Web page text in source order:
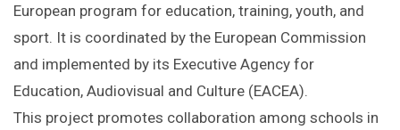
European program for education, training, youth, and
sport. It is coordinated by the European Commission
and implemented by its Executive Agency for
Education, Audiovisual and Culture (EACEA).
This project promotes collaboration among schools in